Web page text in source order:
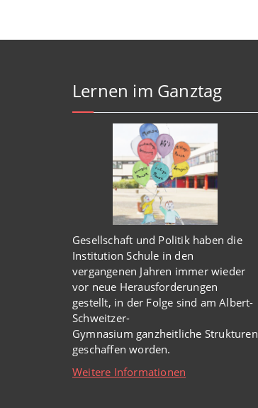
Lernen im Ganztag
Gesellschaft und Politik haben die
Institution Schule in den
vergangenen Jahren immer wieder
vor neue Herausforderungen
gestellt, in der Folge sind am Albert-
Schweitzer-
Gymnasium ganzheitliche Strukturen
geschaffen worden.
Weitere Informationen